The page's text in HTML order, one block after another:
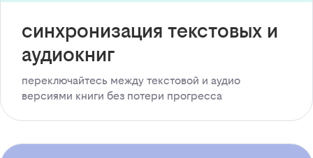
синхронизация текстовых и
аудиокниг
переключайтесь между текстовой и аудио
версиями книги без потери прогресса